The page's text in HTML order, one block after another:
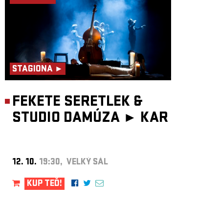
STAGIONA ►
FEKETE SERETLEK &
STUDIO DAMÚZA ► KAR
12. 10. 19:30, VELKÝ SÁL
KUP TEĎ!